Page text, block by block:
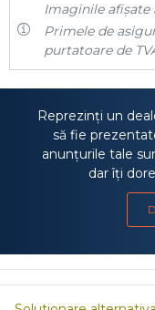
Imaginile afișate
Primele de
purtatoare de
Reprezinți un
să fie
anunțurile tale
dar îți